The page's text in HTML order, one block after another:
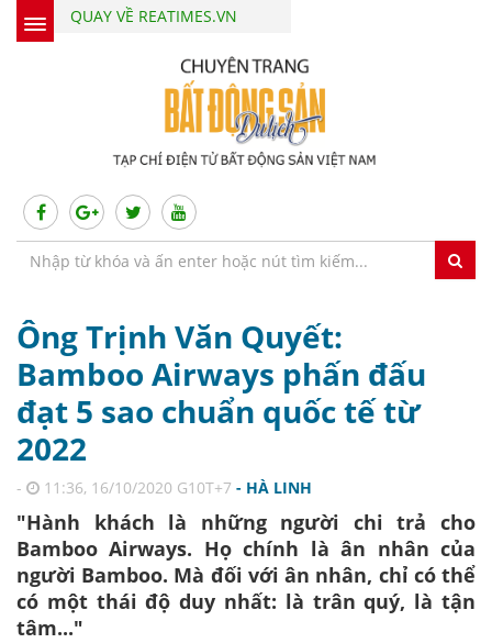
QUAY VỀ REATIMES.VN
Ông Trịnh Văn Quyết:
Bamboo Airways phấn đấu
đạt 5 sao chuẩn quốc tế từ
2022
- 11:36, 16/10/2020 G10T+7 - HÀ LINH
"Hành khách là những người chi trả cho
Bamboo Airways. Họ chính là ân nhân của
người Bamboo. Mà đối với ân nhân, chỉ có thể
có một thái độ duy nhất: là trân quý, là tận
tâm..."